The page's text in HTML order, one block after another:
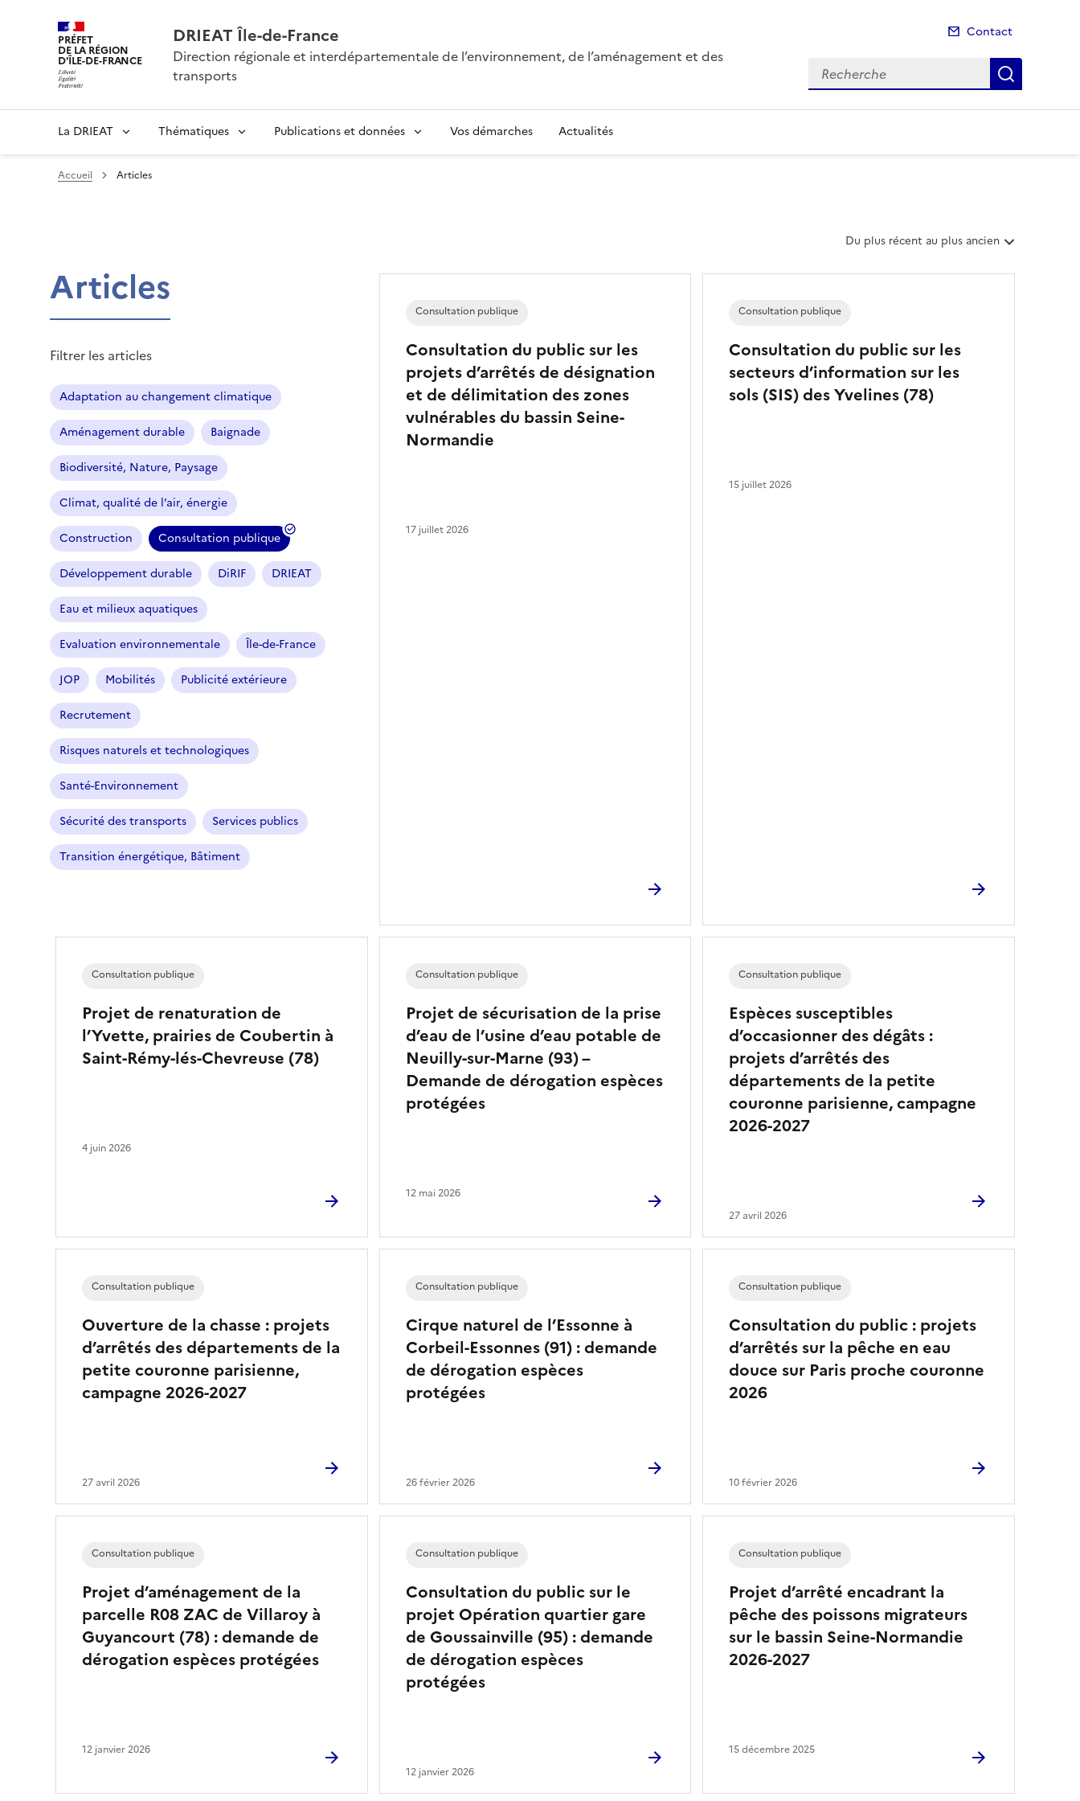
PRÉFET
DE LA RÉGION
D'ÎLE-DE-FRANCE
DRIEAT Île-de-France
Direction régionale et interdépartementale de l’environnement, de l’aménagement et des
transports
Contact
Recherche
La DRIEAT Thématiques Publications et données Vos démarches Actualités
Accueil Articles
T
i
s
a
t
Du plus récent au plus ancien
Articles
Filtrer les articles
Adaptation au changement climatique
Aménagement durable Baignade
Biodiversité, Nature, Paysage
Climat, qualité de l’air, énergie
Construction Consultation publique
(
f
i
r
e
s
e
c
o
n
n
é
Développement durable DiRIF DRIEAT
Eau et milieux aquatiques
Evaluation environnementale Île-de-France
JOP Mobilités Publicité extérieure
Recrutement
Risques naturels et technologiques
Santé-Environnement
Sécurité des transports Services publics
Transition énergétique, Bâtiment
Consultation du public sur les
projets d’arrêtés de désignation
et de délimitation des zones
vulnérables du bassin Seine-
Normandie
Consultation publique
17 juillet 2026
Consultation du public sur les
secteurs d’information sur les
sols (SIS) des Yvelines (78)
Consultation publique
15 juillet 2026
Projet de renaturation de
l’Yvette, prairies de Coubertin à
Saint-Rémy-lés-Chevreuse (78)
Consultation publique
4 juin 2026
Projet de sécurisation de la prise
d’eau de l’usine d’eau potable de
Neuilly-sur-Marne (93) –
Demande de dérogation espèces
protégées
Consultation publique
12 mai 2026
Espèces susceptibles
d’occasionner des dégâts :
projets d’arrêtés des
départements de la petite
couronne parisienne, campagne
2026-2027
Consultation publique
27 avril 2026
Ouverture de la chasse : projets
d’arrêtés des départements de la
petite couronne parisienne,
campagne 2026-2027
Consultation publique
27 avril 2026
Cirque naturel de l’Essonne à
Corbeil-Essonnes (91) : demande
de dérogation espèces
protégées
Consultation publique
26 février 2026
Consultation du public : projets
d’arrêtés sur la pêche en eau
douce sur Paris proche couronne
2026
Consultation publique
10 février 2026
Projet d’aménagement de la
parcelle R08 ZAC de Villaroy à
Guyancourt (78) : demande de
dérogation espèces protégées
Consultation publique
12 janvier 2026
Consultation du public sur le
projet Opération quartier gare
de Goussainville (95) : demande
de dérogation espèces
protégées
Consultation publique
12 janvier 2026
Projet d’arrêté encadrant la
pêche des poissons migrateurs
sur le bassin Seine-Normandie
2026-2027
Consultation publique
15 décembre 2025